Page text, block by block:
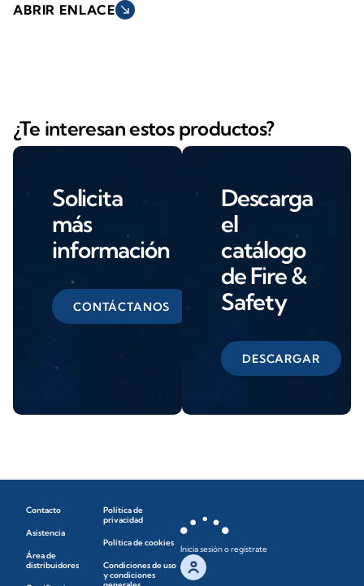
ABRIR ENLACE south_east
¿Te interesan estos productos?
Solicita
más
información
CONTÁCTANOS
Descarga
el
catálogo
de Fire &
Safety
DESCARGAR
Contacto
Asistencia
Área de
distribuidores
Política de
privacidad
Política de cookies
Condiciones de uso
y condiciones
Inicia sesión o regístrate